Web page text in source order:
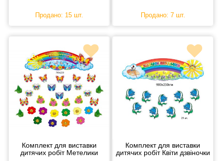
Продано: 15 шт. Продано: 7 шт.
Комплект для виставки
дитячих робіт Метелики
Комплект для виставки
дитячих робіт Квіти дзвіночки